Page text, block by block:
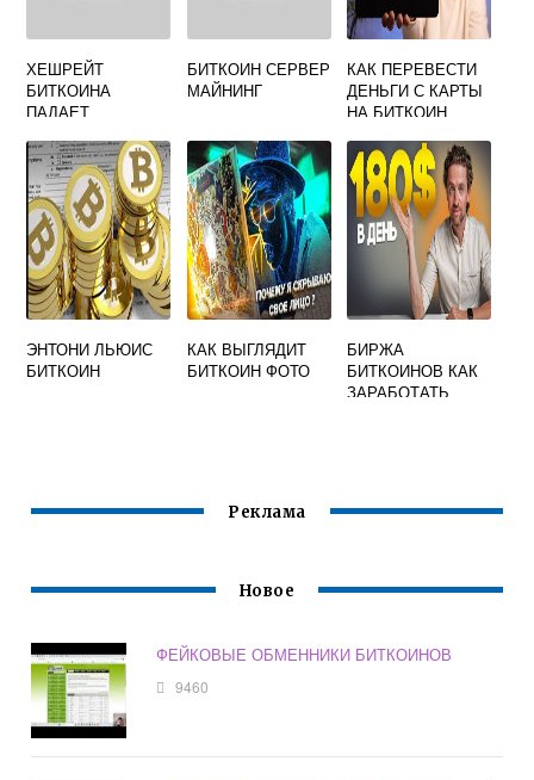
ХЕШРЕЙТ
БИТКОИНА
ПАДАЕТ
БИТКОИН СЕРВЕР
МАЙНИНГ
КАК ПЕРЕВЕСТИ
ДЕНЬГИ С КАРТЫ
НА БИТКОИН
ДРУГОМУ
ЧЕЛОВЕКУ
ЭНТОНИ ЛЬЮИС
БИТКОИН
КАК ВЫГЛЯДИТ
БИТКОИН ФОТО
БИРЖА
БИТКОИНОВ КАК
ЗАРАБОТАТЬ
Реклама
Новое
ФЕЙКОВЫЕ ОБМЕННИКИ БИТКОИНОВ
9460